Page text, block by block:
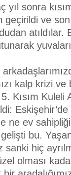
sonra
geçirildi ve
atıldılar.
kalp krizi
Kısım
ne ev
bu.
hiç
olması